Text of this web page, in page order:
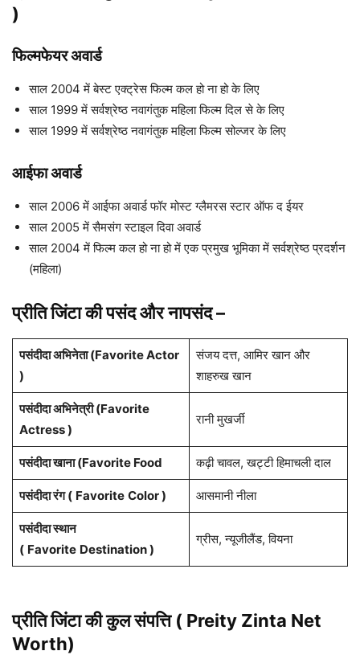
)
फिल्मफेयर अवार्ड
साल 2004 में बेस्ट एक्ट्रेस फिल्म कल हो ना हो के लिए
साल 1999 में सर्वश्रेष्ठ नवागंतुक महिला फिल्म दिल से के लिए
साल 1999 में सर्वश्रेष्ठ नवागंतुक महिला फिल्म सोल्जर के लिए
आईफा अवार्ड
साल 2006 में आईफा अवार्ड फॉर मोस्ट ग्लैमरस स्टार ऑफ द ईयर
साल 2005 में सैमसंग स्टाइल दिवा अवार्ड
साल 2004 में फिल्म कल हो ना हो में एक प्रमुख भूमिका में सर्वश्रेष्ठ प्रदर्शन
(महिला)
प्रीति जिंटा की पसंद और नापसंद –
पसंदीदा अभिनेता (Favorite Actor
)
संजय दत्त, आमिर खान और
शाहरुख खान
पसंदीदा अभिनेत्री (Favorite
Actress )
रानी मुखर्जी
पसंदीदा खाना (Favorite Food कढ़ी चावल, खट्टी हिमाचली दाल
पसंदीदा रंग ( Favorite Color ) आसमानी नीला
पसंदीदा स्थान
( Favorite Destination )
ग्रीस, न्यूजीलैंड, वियना
प्रीति जिंटा की कुल संपत्ति ( Preity Zinta Net
Worth)